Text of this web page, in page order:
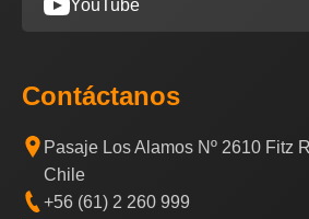
YouTube
Contáctanos
Pasaje Los Alamos Nº 2610 Fitz
Chile
+56 (61) 2 260 999